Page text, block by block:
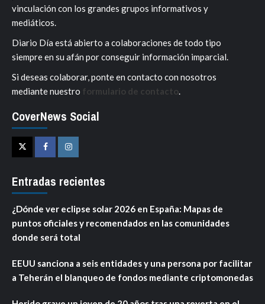
vinculación con los grandes grupos informativos y
mediáticos.
Diario Día está abierto a colaboraciones de todo tipo
siempre en su afán por conseguir información imparcial.
Si deseas colaborar, ponte en contacto con nosotros
mediante nuestro formulario de contacto.
CoverNews Social
TwitterFacebookInstagram
Entradas recientes
¿Dónde ver eclipse solar 2026 en España: Mapas de
puntos oficiales y recomendados en las comunidades
donde será total
EEUU sanciona a seis entidades y una persona por facilitar
a Teherán el blanqueo de fondos mediante criptomonedas